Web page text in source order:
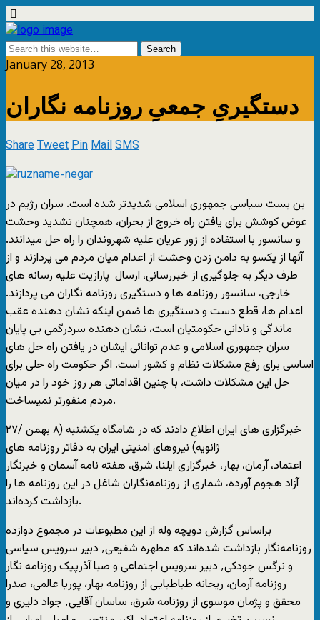
January 28, 2013
دستگیریِ جمعیِ روزنامه نگاران
ShareTweetPinMailSMS
بن بست سیاسی جمهوری اسلامی شدیدتر شده است. سران رژیم در
عوض کوشش برای یافتن راه خروج از بحران، همچنان تشدید وحشت
و سانسور با استفاده از زور عریان علیه شهروندان را راه حل میدانند.
آنها از یکسو به دامن زدن وحشت از اعدام میان مردم می پردازند و از
طرف دیگر به جلوگیری از خبررسانی، ارسال پارازیت علیه رسانه های
خارجی، سانسور روزنامه ها و دستگیری روزنامه نگاران می پردازند.
اعدام ها، قطع دست و دستگیری ها ضمن اینکه نشان دهنده عقب
ماندگی و نادانی حکومتیان است، نشان دهنده سردرگمی بی پایان
سران جمهوری اسلامی و عدم توانائی ایشان در یافتن راه حل های
اساسی برای رفع مشکلات نظام و کشور است. اگر حکومت راه حلی برای
حل این مشکلات داشت، با چنین اقداماتی هر روز خود را در میان
مردم منفورتر نمیساخت.
خبرگزاری های ایران اطلاع دادند که در شامگاه یکشنبه (۸ بهمن /۲۷
ژانویه) نیروهای امنیتی ایران به دفاتر روزنامه های
اعتماد، آرمان، بهار، خبرگزاری ایلنا، شرق، هفته نامه آسمان و خبرنگار
آزاد هجوم آورده، شماری از روزنامه‌نگاران شاغل در اين روزنامه ها را
بازداشت کرده‌اند.
براساس گزارش دویچه وله از این مطبوعات در مجموع دوازده
روزنامه‌نگار بازداشت شده‌اند که مطهره شفیعی٬ دبیر سرویس سیاسی
و نرگس جودکی٬ دبیر سرویس اجتماعی و صبا آذرپیک روزنامه نگار
روزنامه آرمان، ریحانه طباطبایی از روزنامه بهار، پوریا عالمی، صدرا
محقق و پژمان موسوی از روزنامه شرق، ساسان آقایی٬ جواد دلیری و